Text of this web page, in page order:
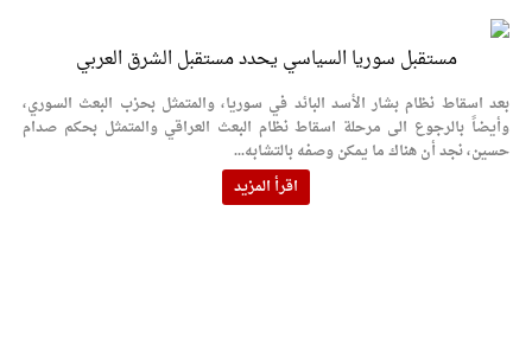
مستقبل سوريا السياسي يحدد مستقبل الشرق العربي
بعد اسقاط نظام بشار الأسد البائد في سوريا، والمتمثل بحزب البعث السوري،
وأيضاً بالرجوع الى مرحلة اسقاط نظام البعث العراقي والمتمثل بحكم صدام
حسين، نجد أن هناك ما يمكن وصفه بالتشابه...
اقرأ المزيد